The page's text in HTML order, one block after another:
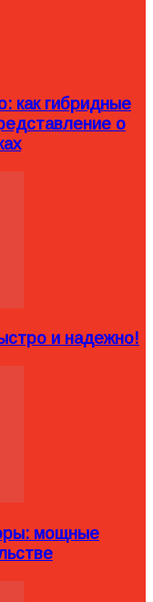
как гибридные
о
и надежно!
мощные